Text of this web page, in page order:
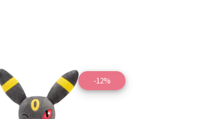
-12%
Ver detalles